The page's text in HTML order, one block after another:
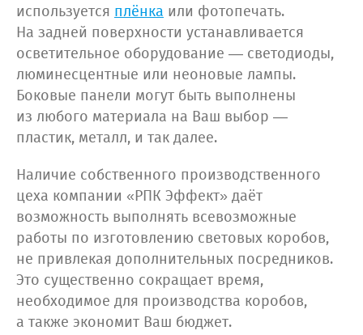
используется плёнка или фотопечать.
На задней поверхности устанавливается
осветительное оборудование — светодиоды,
люминесцентные или неоновые лампы.
Боковые панели могут быть выполнены
из любого материала на Ваш выбор —
пластик, металл, и так далее.
Наличие собственного производственного
цеха компании «РПК Эффект» даёт
возможность выполнять всевозможные
работы по изготовлению световых коробов,
не привлекая дополнительных посредников.
Это существенно сокращает время,
необходимое для производства коробов,
а также экономит Ваш бюджет.